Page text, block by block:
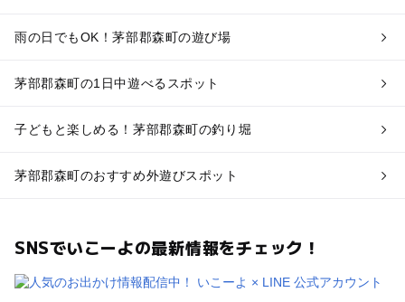
雨の日でもOK！茅部郡森町の遊び場
茅部郡森町の1日中遊べるスポット
子どもと楽しめる！茅部郡森町の釣り堀
茅部郡森町のおすすめ外遊びスポット
SNSでいこーよの最新情報をチェック！